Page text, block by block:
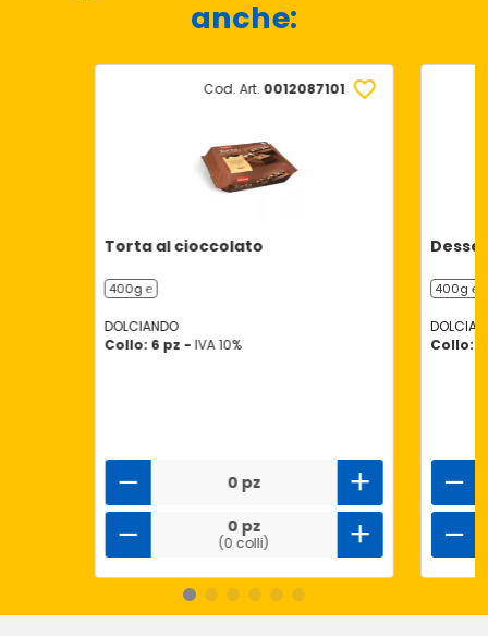
anche:
Cod. Art. 0012087101
Torta al cioccolato
400g ℮
DOLCIANDO
Collo: 6 pz - IVA 10%
0 pz
0 pz
(0 colli)
400g ℮
Collo: